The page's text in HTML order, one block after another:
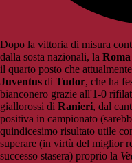
Dopo la vittoria di misura
dalla sosta nazionali, la Roma
il quarto posto che
Juventus di Tudor, che ha
bianconero grazie all'1-0
giallorossi di Ranieri, dal
positiva in campionato
quindicesimo risultato utile
superare (in virtù del miglior
successo stasera) proprio la